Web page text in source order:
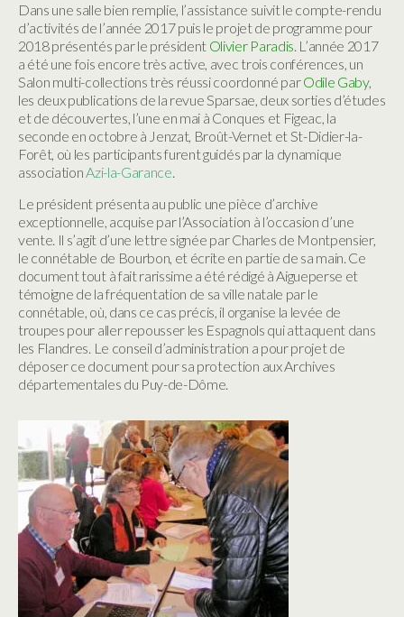
Dans une salle bien remplie, l’assistance suivit le compte-rendu
d’activités de l’année 2017 puis le projet de programme pour
2018 présentés par le président Olivier Paradis. L’année 2017
a été une fois encore très active, avec trois conférences, un
Salon multi-collections très réussi coordonné parOdile Gaby,
les deux publications de la revue Sparsae, deux sorties d’études
et de découvertes, l’une en mai à Conques et Figeac, la
seconde en octobre à Jenzat, Broût-Vernet et St-Didier-la-
Forêt, où les participants furent guidés par la dynamique
associationAzi-la-Garance.
Le président présenta au public une pièce d’archive
exceptionnelle, acquise par l’Association à l’occasion d’une
vente. Il s’agit d’une lettre signée par Charles de Montpensier,
le connétable de Bourbon, et écrite en partie de sa main. Ce
document tout à fait rarissime a été rédigé à Aigueperse et
témoigne de la fréquentation de sa ville natale par le
connétable, où, dans ce cas précis, il organise la levée de
troupes pour aller repousser les Espagnols qui attaquent dans
les Flandres. Le conseil d’administration a pour projet de
déposer ce document pour sa protection aux Archives
départementales du Puy-de-Dôme.